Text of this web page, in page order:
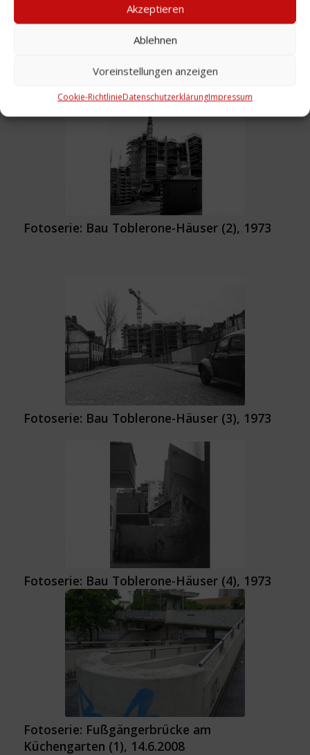
Akzeptieren
Ablehnen
Voreinstellungen anzeigen
Cookie-RichtlinieDatenschutzerklärungImpressum
Fotoserie: Bau Toblerone-Häuser (1), 1973
Fotoserie: Bau Toblerone-Häuser (2), 1973
Fotoserie: Bau Toblerone-Häuser (3), 1973
Fotoserie: Bau Toblerone-Häuser (4), 1973
Fotoserie: Fußgängerbrücke am
Küchengarten (1), 14.6.2008